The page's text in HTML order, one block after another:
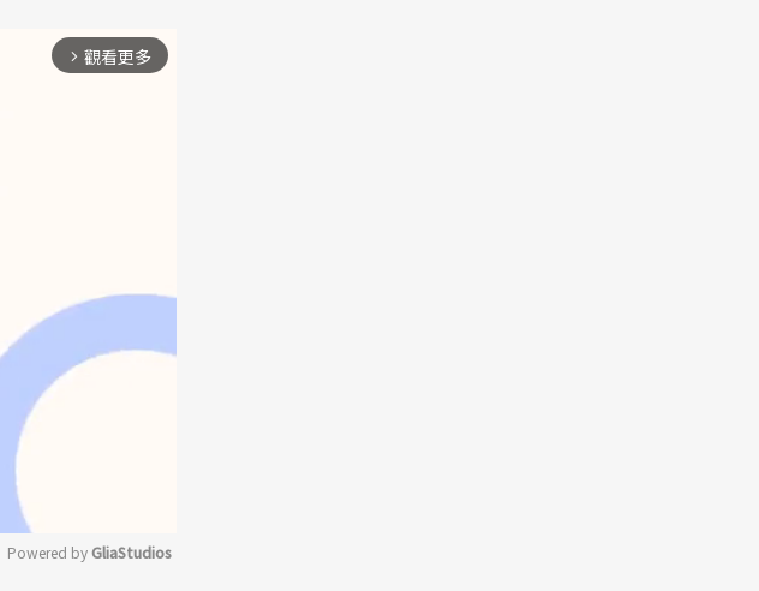
arrow_forward_ios 觀看更多
Powered by GliaStudios